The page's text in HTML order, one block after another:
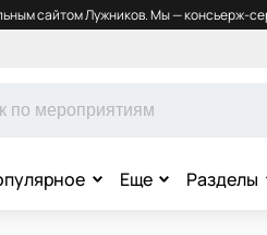
сайтом Лужников. Мы — консьерж-
Еще Разделы